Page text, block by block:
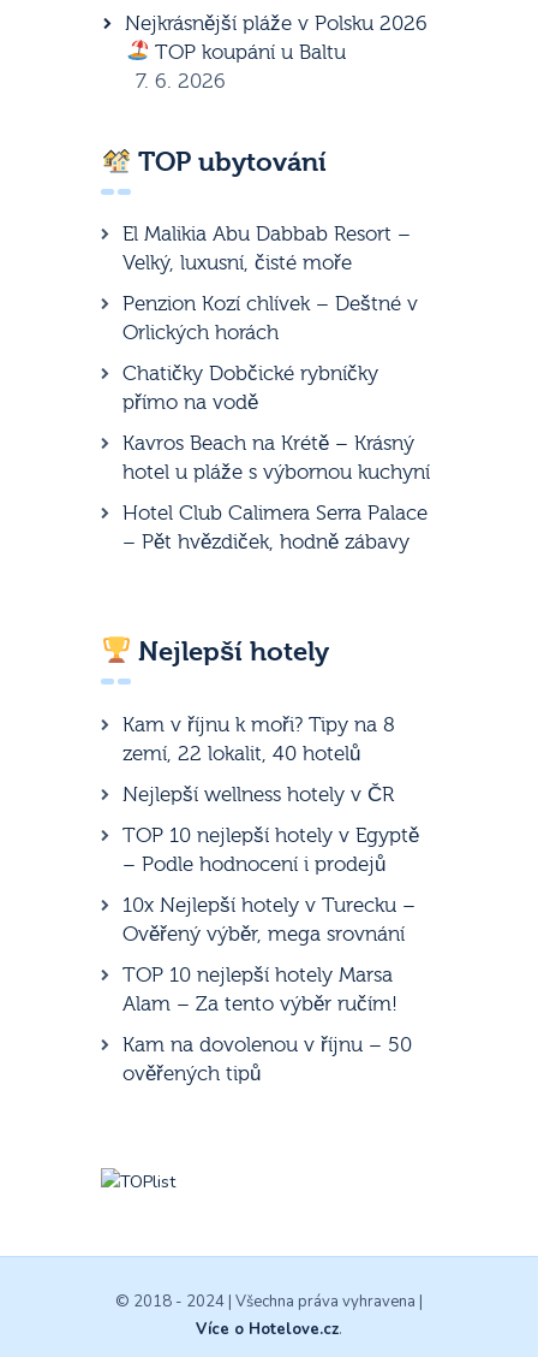
Nejkrásnější pláže v Polsku 2026
TOP koupání u Baltu
7. 6. 2026
TOP ubytování
El Malikia Abu Dabbab Resort –
Velký, luxusní, čisté moře
Penzion Kozí chlívek – Deštné v
Orlických horách
Chatičky Dobčické rybníčky
přímo na vodě
Kavros Beach na Krétě – Krásný
hotel u pláže s výbornou kuchyní
Hotel Club Calimera Serra Palace
– Pět hvězdiček, hodně zábavy
Nejlepší hotely
Kam v říjnu k moři? Tipy na 8
zemí, 22 lokalit, 40 hotelů
Nejlepší wellness hotely v ČR
TOP 10 nejlepší hotely v Egyptě
– Podle hodnocení i prodejů
10x Nejlepší hotely v Turecku –
Ověřený výběr, mega srovnání
TOP 10 nejlepší hotely Marsa
Alam – Za tento výběr ručím!
Kam na dovolenou v říjnu – 50
ověřených tipů
© 2018 - 2024 | Všechna práva vyhravena |
Více o Hotelove.cz.